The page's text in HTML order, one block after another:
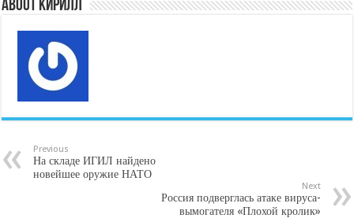
About Кирилл
Previous
На складе ИГИЛ найдено
новейшее оружие НАТО
Next
Россия подверглась атаке вируса-
вымогателя «Плохой кролик»